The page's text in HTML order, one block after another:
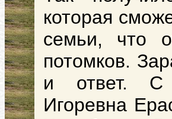
которая
семьи, что
потомков.
и ответ. С
Игоревна